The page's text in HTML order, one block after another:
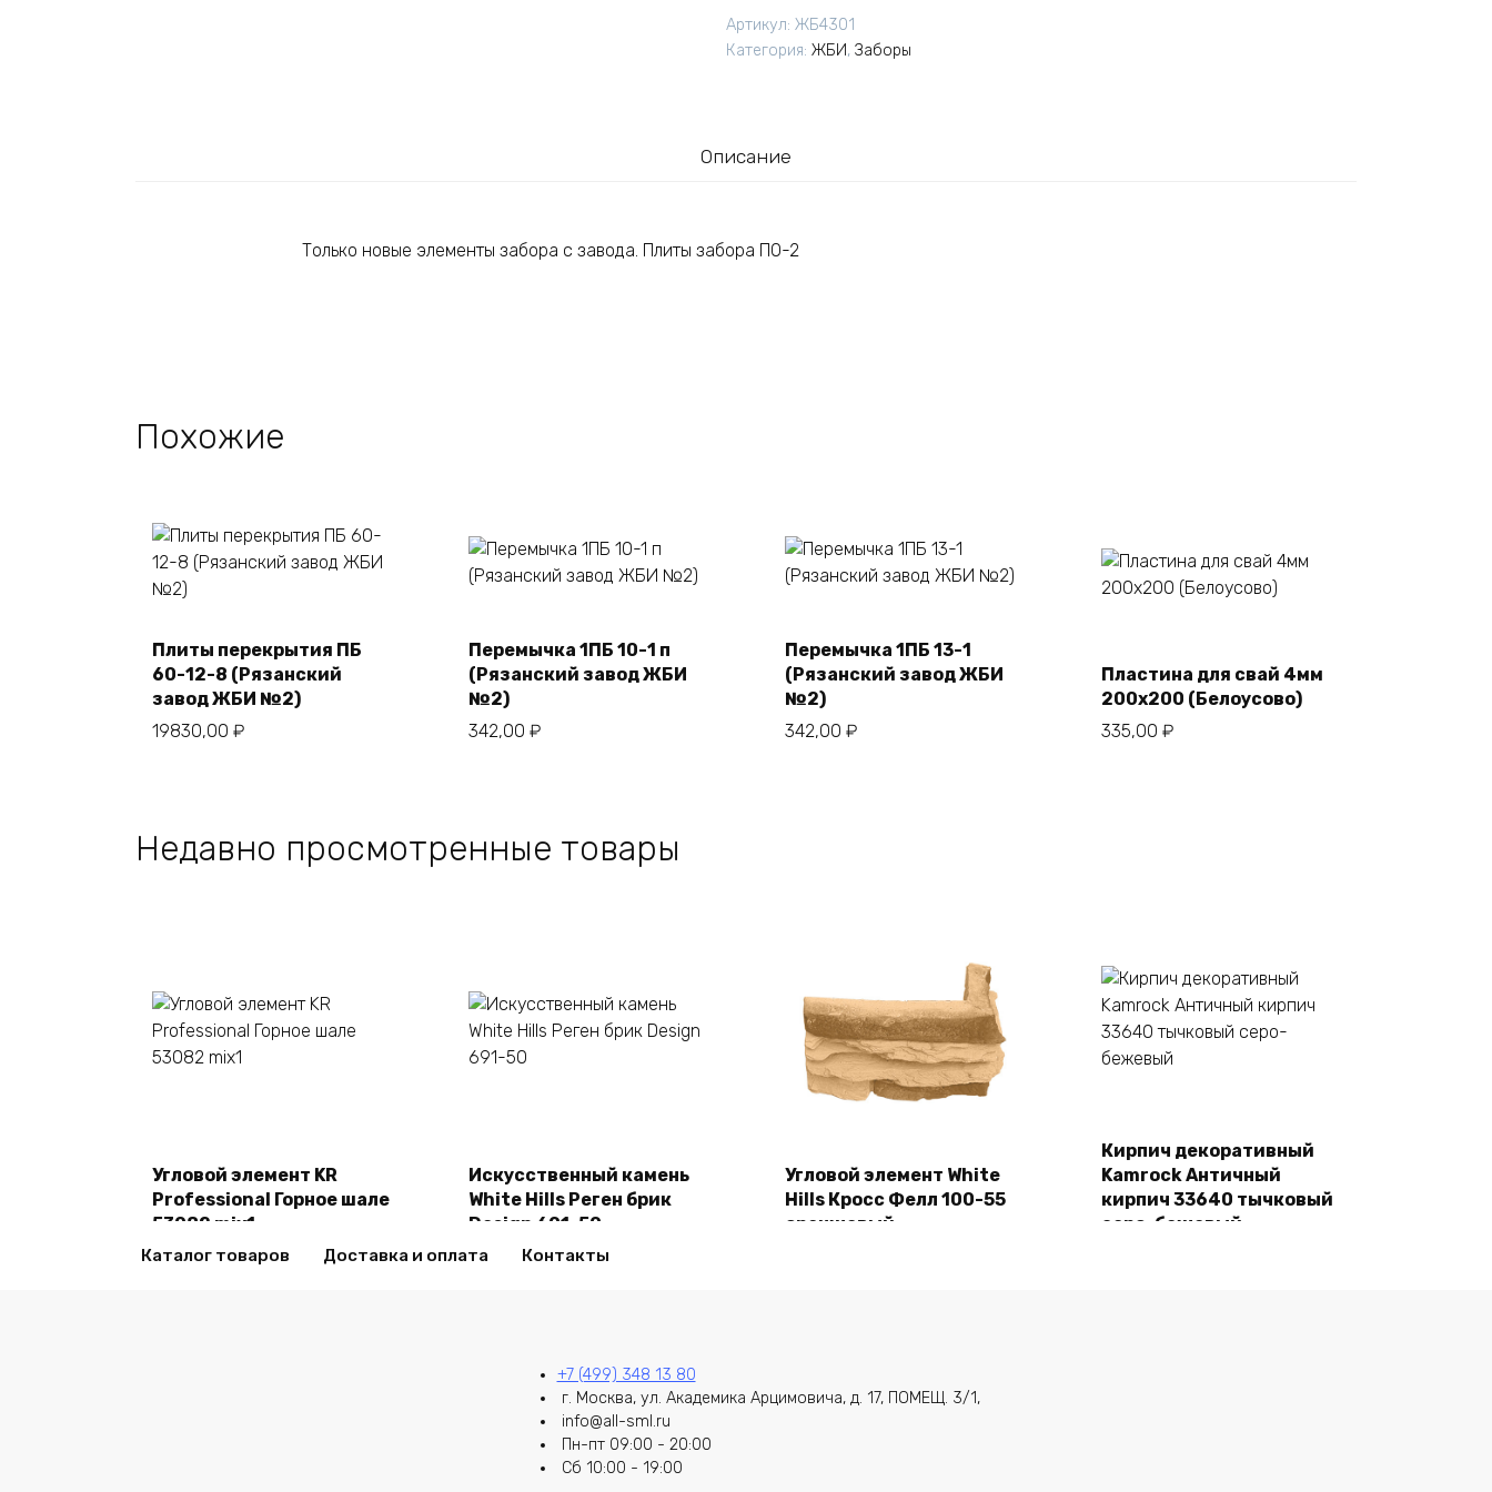
ПО-2
(Рязанский
Артикул: ЖБ4301
Категория: ЖБИ, Заборы
Описание
Только новые элементы забора с завода. Плиты забора ПО-2
Похожие
В корзину
Плиты перекрытия ПБ
60-12-8 (Рязанский
завод ЖБИ №2)
19830,00 ₽
В корзину
Перемычка 1ПБ 10-1 п
(Рязанский завод ЖБИ
№2)
342,00 ₽
В корзину
Перемычка 1ПБ 13-1
(Рязанский завод ЖБИ
№2)
342,00 ₽
В корзину
Пластина для свай 4мм
200х200 (Белоусово)
335,00 ₽
Недавно просмотренные товары
Угловой элемент KR
Professional Горное шале
53082 mix1
2470,00₽
Искусственный камень
White Hills Реген брик
Design 691-50
2450,00₽
В корзину
Угловой элемент White
Hills Кросс Фелл 100-55
оранжевый
Кирпич декоративный
Kamrock Античный
кирпич 33640 тычковый
серо-бежевый
Каталог товаров Доставка и оплата Контакты
+7 (499) 348 13 80
г. Москва, ул. Академика Арцимовича, д. 17, ПОМЕЩ. 3/1,
info@all-sml.ru
Пн-пт 09:00 - 20:00
Сб 10:00 - 19:00